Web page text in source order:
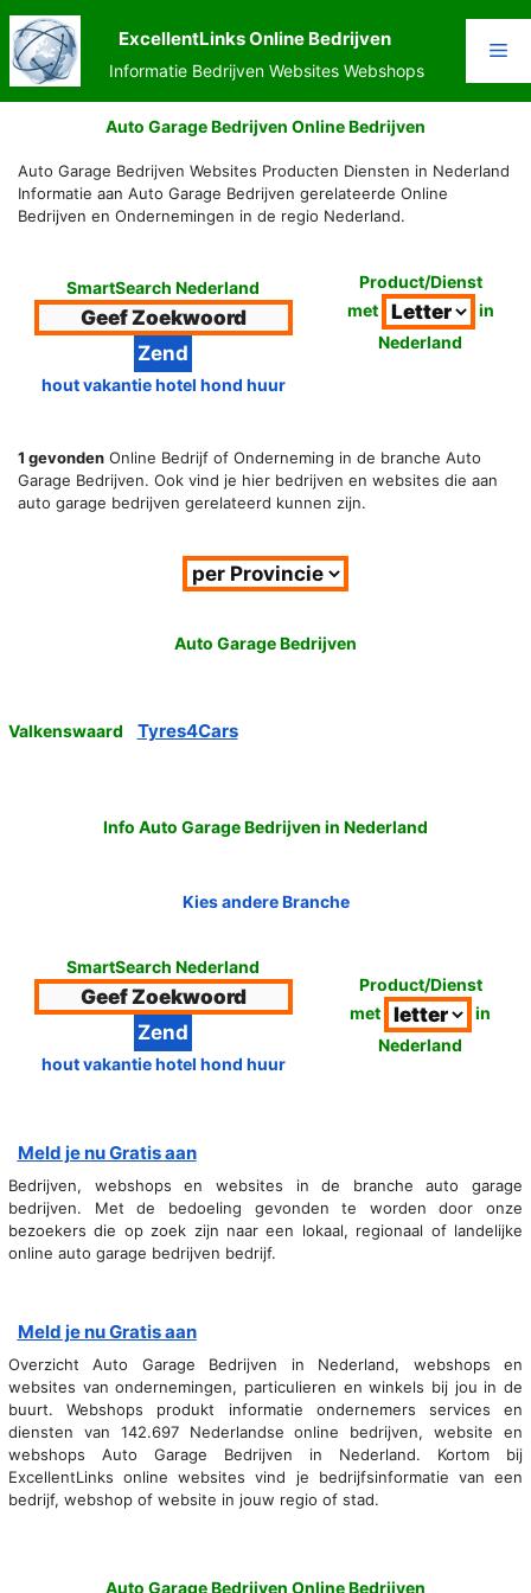
Ga
naar
de
inhoud
ExcellentLinks Online Bedrijven
Informatie Bedrijven Websites Webshops
Auto Garage Bedrijven Online Bedrijven
Auto Garage Bedrijven Websites Producten Diensten in Nederland
Informatie aan Auto Garage Bedrijven gerelateerde Online
Bedrijven en Ondernemingen in de regio Nederland.
SmartSearch Nederland
hout vakantie hotel hond huur
Product/Dienst
met
in
Nederland
1 gevonden Online Bedrijf of Onderneming in de branche Auto
Garage Bedrijven. Ook vind je hier bedrijven en websites die aan
auto garage bedrijven gerelateerd kunnen zijn.
Auto Garage Bedrijven
Valkenswaard Tyres4Cars
Info Auto Garage Bedrijven in Nederland
Kies andere Branche
SmartSearch Nederland
hout vakantie hotel hond huur
Product/Dienst
met
in
Nederland
Meld je nu Gratis aan
Bedrijven, webshops en websites in de branche auto garage
bedrijven. Met de bedoeling gevonden te worden door onze
bezoekers die op zoek zijn naar een lokaal, regionaal of landelijke
online auto garage bedrijven bedrijf.
Meld je nu Gratis aan
Overzicht Auto Garage Bedrijven in Nederland, webshops en
websites van ondernemingen, particulieren en winkels bij jou in de
buurt. Webshops produkt informatie ondernemers services en
diensten van 142.697 Nederlandse online bedrijven, website en
webshops Auto Garage Bedrijven in Nederland. Kortom bij
ExcellentLinks online websites vind je bedrijfsinformatie van een
bedrijf, webshop of website in jouw regio of stad.
Auto Garage Bedrijven Online Bedrijven